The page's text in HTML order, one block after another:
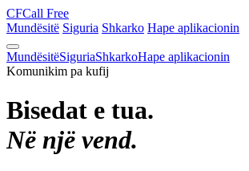
CFCall Free
Mundësitë Siguria Shkarko Hape aplikacionin
MundësitëSiguriaShkarkoHape aplikacionin
Komunikim pa kufij
Bisedat e tua.
Në një vend.